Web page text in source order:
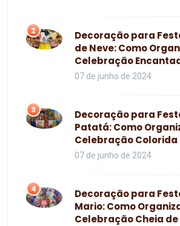
2
Decoração para
de Neve: Como
Celebração
07 de junho de 2024
3
Decoração para
Patatá: Como
Celebração Colorida
07 de junho de 2024
4
Decoração para
Mario: Como
Celebração Cheia